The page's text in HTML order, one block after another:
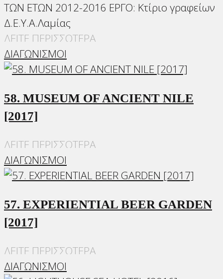
ΤΩΝ ΕΤΩΝ 2012-2016 ΕΡΓΟ: Κτίριο γραφείων
Δ.Ε.Υ.Α.Λαμίας
ΔΕΙΤΕ ΠΕΡΙΣΣΟΤΕΡΑ
ΔΙΑΓΩΝΙΣΜΟΙ
58. MUSEUM OF ANCIENT NILE
[2017]
ΔΕΙΤΕ ΠΕΡΙΣΣΟΤΕΡΑ
ΔΙΑΓΩΝΙΣΜΟΙ
57. EXPERIENTIAL BEER GARDEN
[2017]
ΔΕΙΤΕ ΠΕΡΙΣΣΟΤΕΡΑ
ΔΙΑΓΩΝΙΣΜΟΙ